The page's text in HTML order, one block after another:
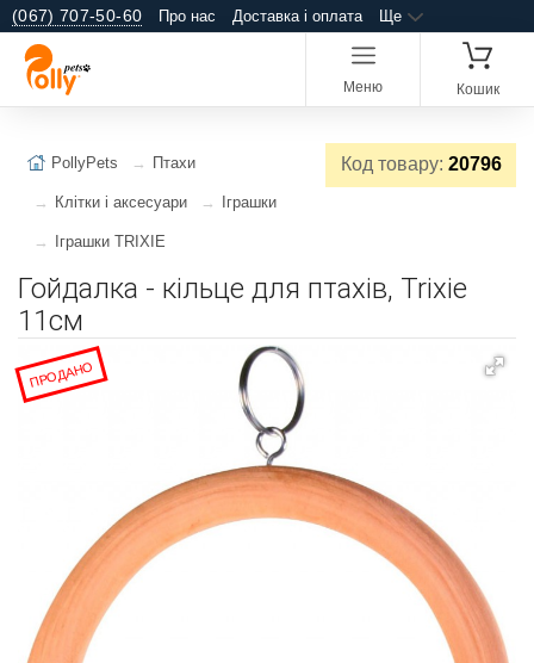
(067) 707-50-60 Про нас Доставка і оплата Ще
Меню Кошик
Код товару: 20796
PollyPets Птахи
Клітки і аксесуари Іграшки
Іграшки TRIXIE
Гойдалка - кільце для птахів, Trixie
11см
ПРОДАНО